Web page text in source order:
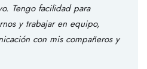
Tengo facilidad para
y trabajar en equipo,
con mis compañeros y